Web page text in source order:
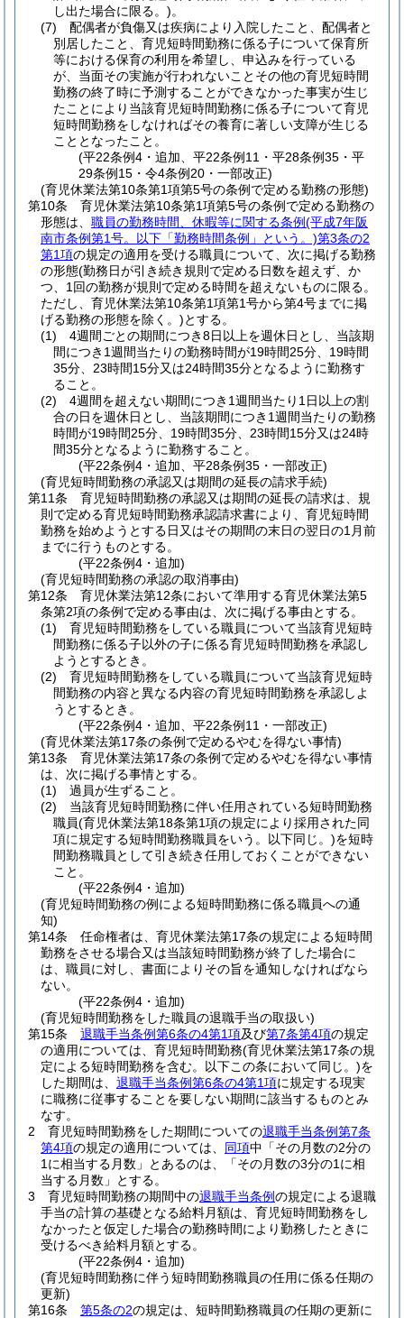
し出た場合に限る。)。
(7)
配偶者が負傷又は疾病により入院したこと、配偶者と
別居したこと、育児短時間勤務に係る子について保育所
等における保育の利用を希望し、申込みを行っている
が、当面その実施が行われないことその他の育児短時間
勤務の終了時に予測することができなかった事実が生じ
たことにより当該育児短時間勤務に係る子について育児
短時間勤務をしなければその養育に著しい支障が生じる
こととなったこと。
(平22条例4・追加、平22条例11・平28条例35・平
29条例15・令4条例20・一部改正)
(育児休業法第10条第1項第5号の条例で定める勤務の形態)
第10条
育児休業法第10条第1項第5号の条例で定める勤務の
形態は、 職員の勤務時間、休暇等に関する条例(平成7年阪
南市条例第1号。以下「勤務時間条例」という。)第3条の2
第1項の規定の適用を受ける職員について、次に掲げる勤務
の形態(勤務日が引き続き規則で定める日数を超えず、か
つ、1回の勤務が規則で定める時間を超えないものに限る。
ただし、育児休業法第10条第1項第1号から第4号までに掲
げる勤務の形態を除く。)とする。
(1)
4週間ごとの期間につき8日以上を週休日とし、当該期
間につき1週間当たりの勤務時間が19時間25分、19時間
35分、23時間15分又は24時間35分となるように勤務す
ること。
(2)
4週間を超えない期間につき1週間当たり1日以上の割
合の日を週休日とし、当該期間につき1週間当たりの勤務
時間が19時間25分、19時間35分、23時間15分又は24時
間35分となるように勤務すること。
(平22条例4・追加、平28条例35・一部改正)
(育児短時間勤務の承認又は期間の延長の請求手続)
第11条
育児短時間勤務の承認又は期間の延長の請求は、規
則で定める育児短時間勤務承認請求書により、育児短時間
勤務を始めようとする日又はその期間の末日の翌日の1月前
までに行うものとする。
(平22条例4・追加)
(育児短時間勤務の承認の取消事由)
第12条
育児休業法第12条において準用する育児休業法第5
条第2項の条例で定める事由は、次に掲げる事由とする。
(1)
育児短時間勤務をしている職員について当該育児短時
間勤務に係る子以外の子に係る育児短時間勤務を承認し
ようとするとき。
(2)
育児短時間勤務をしている職員について当該育児短時
間勤務の内容と異なる内容の育児短時間勤務を承認しよ
うとするとき。
(平22条例4・追加、平22条例11・一部改正)
(育児休業法第17条の条例で定めるやむを得ない事情)
第13条
育児休業法第17条の条例で定めるやむを得ない事情
は、次に掲げる事情とする。
(1)
過員が生ずること。
(2)
当該育児短時間勤務に伴い任用されている短時間勤務
職員(育児休業法第18条第1項の規定により採用された同
項に規定する短時間勤務職員をいう。以下同じ。)を短時
間勤務職員として引き続き任用しておくことができない
こと。
(平22条例4・追加)
(育児短時間勤務の例による短時間勤務に係る職員への通
知)
第14条
任命権者は、育児休業法第17条の規定による短時間
勤務をさせる場合又は当該短時間勤務が終了した場合に
は、職員に対し、書面によりその旨を通知しなければなら
ない。
(平22条例4・追加)
(育児短時間勤務をした職員の退職手当の取扱い)
第15条
退職手当条例第6条の4第1項及び第7条第4項の規定
の適用については、育児短時間勤務(育児休業法第17条の規
定による短時間勤務を含む。以下この条において同じ。)を
した期間は、 退職手当条例第6条の4第1項に規定する現実
に職務に従事することを要しない期間に該当するものとみ
なす。
2
育児短時間勤務をした期間についての退職手当条例第7条
第4項の規定の適用については、 同項中「その月数の2分の
1に相当する月数」とあるのは、「その月数の3分の1に相
当する月数」とする。
3
育児短時間勤務の期間中の退職手当条例の規定による退職
手当の計算の基礎となる給料月額は、育児短時間勤務をし
なかったと仮定した場合の勤務時間により勤務したときに
受けるべき給料月額とする。
(平22条例4・追加)
(育児短時間勤務に伴う短時間勤務職員の任用に係る任期の
更新)
第16条
第5条の2の規定は、短時間勤務職員の任期の更新に